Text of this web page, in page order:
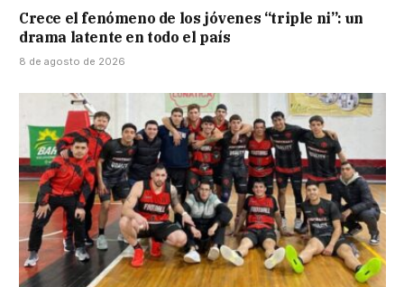
Crece el fenómeno de los jóvenes “triple ni”: un
drama latente en todo el país
8 de agosto de 2026